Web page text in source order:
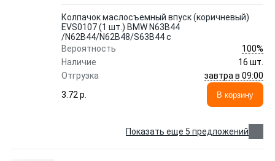
Колпачок маслосъемный впуск (коричневый)
EVS0107 (1 шт.) BMW N63B44
/N62B44/N62B48/S63B44 c
Вероятность
100%
Наличие
16 шт.
Отгрузка
завтра в 09:00
3.72 p.
В корзину
Показать еще 5 предложений